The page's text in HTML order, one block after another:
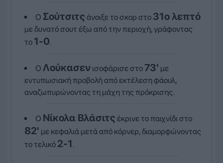
Ο Σούτσιτς άνοιξε το σκορ στο 31ο λεπτό
με δυνατό σουτ έξω από την περιοχή, γράφοντας
το 1-0.
Ο Λούκασεν ισοφάρισε στο 73' με
εντυπωσιακή προβολή από εκτέλεση φάουλ,
αναζωπυρώνοντας τη μάχη της πρόκρισης.
Ο Νίκολα Βλάσιτς έκρινε το παιχνίδι στο
82' με κεφαλιά μετά από κόρνερ, διαμορφώνοντας
το τελικό 2-1.